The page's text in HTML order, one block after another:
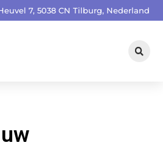
7, 5038 CN Tilburg, Nederland